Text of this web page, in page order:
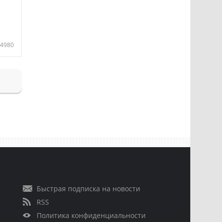
4980
Быстрая подписка на новости
RSS
Политика конфиденциальности